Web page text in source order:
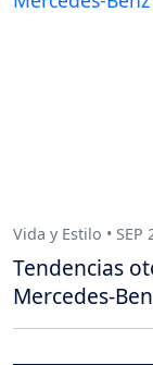
Vida y Estilo • SEP
Tendencias
Mercedes-